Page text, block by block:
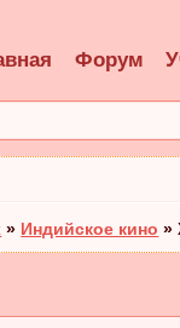
Форум
» Индийское кино »